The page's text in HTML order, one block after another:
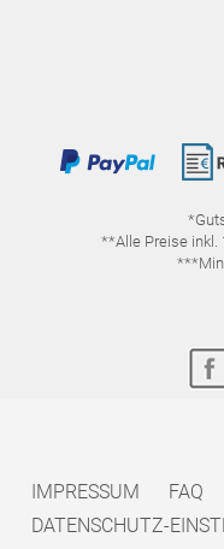
**Alle Preise inkl.
IMPRESSUM FAQ
DATENSCHUTZ-